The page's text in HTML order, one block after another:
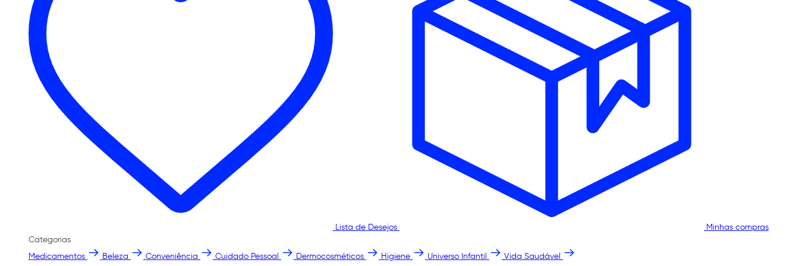
Lista de Desejos
Minhas compras
Categorias
Medicamentos
Beleza Conveniência Cuidado Pessoal Dermocosméticos Higiene Universo Infantil Vida Saudável